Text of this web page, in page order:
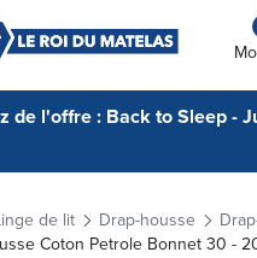
de l'offre : Back to Sleep -
de lit Drap-housse
Coton Petrole Bonnet 30 -